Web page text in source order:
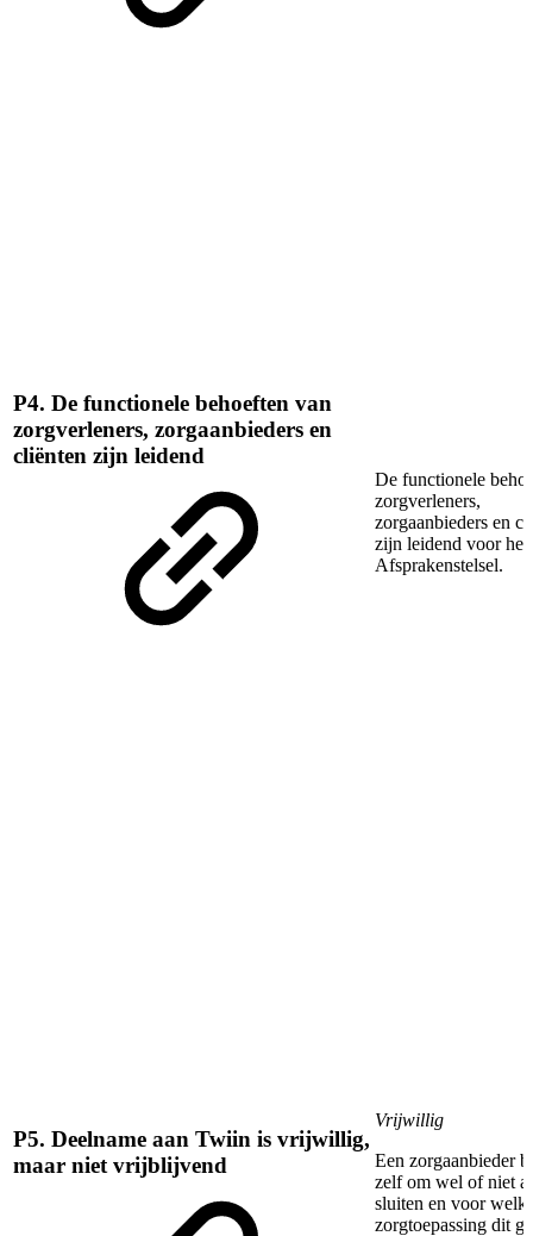
P4. De functionele behoeften van
zorgverleners, zorgaanbieders en
cliënten zijn leidend
De functionele
zorgverleners,
zorgaanbieders en
zijn leidend voor
Afsprakenstelsel.
P5. Deelname aan Twiin is vrijwillig,
maar niet vrijblijvend
Vrijwillig
Een zorgaanbieder
zelf om wel of niet
sluiten en voor
zorgtoepassing dit